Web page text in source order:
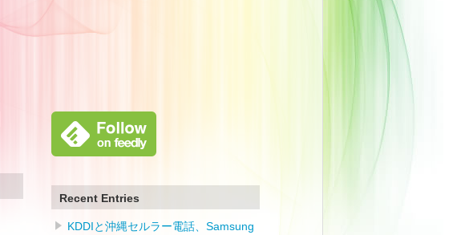
Recent Entries
KDDIと沖縄セルラー電話、Samsung